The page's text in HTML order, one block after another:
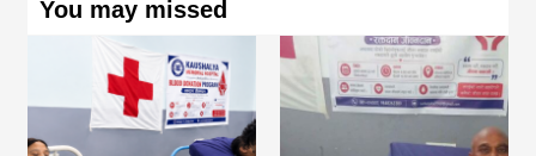
You may missed